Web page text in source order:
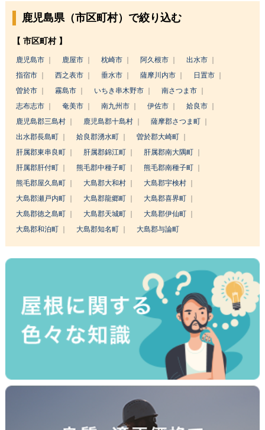
鹿児島県（市区町村）で絞り込む
【 市区町村 】
鹿児島市 鹿屋市 枕崎市 阿久根市
出水市
指宿市
西之表市 垂水市 薩摩川内市
日置市
曽於市
霧島市 いちき串木野市
南さつま市
志布志市
奄美市 南九州市 伊佐市
姶良市
鹿児島郡三島村
鹿児島郡十島村
薩摩郡さつま町
出水郡長島町
姶良郡湧水町
曽於郡大崎町
肝属郡東串良町
肝属郡錦江町
肝属郡南大隅町
肝属郡肝付町
熊毛郡中種子町
熊毛郡南種子町
熊毛郡屋久島町
大島郡大和村
大島郡宇検村
大島郡瀬戸内町
大島郡龍郷町
大島郡喜界町
大島郡徳之島町
大島郡天城町
大島郡伊仙町
大島郡和泊町
大島郡知名町 大島郡与論町